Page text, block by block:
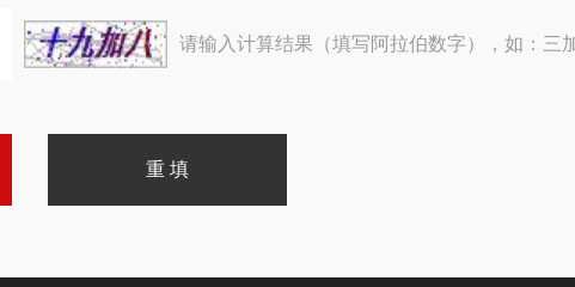
请输入计算结果（填写阿拉伯数字），如：三